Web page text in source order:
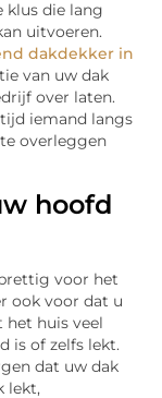
klus die lang
uitvoeren.
dakdekker in
van uw dak
over laten.
iemand langs
overleggen
hoofd
voor het
ook voor dat u
het huis veel
is of zelfs lekt.
dat uw dak
lekt,